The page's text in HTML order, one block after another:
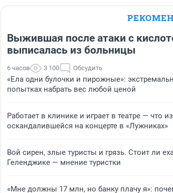
Выжившая после атаки с
выписалась из больницы
6 часов 3 100 Обсудить
«Ела одни булочки и пирожные»:
попытках набрать вес любой ценой
Работает в клинике и играет в театре — что
оскандалившейся на концерте в «Лужниках»
Вой сирен, злые туристы и грязь. Стоит ли
Геленджике — мнение туристки
«Мне должны 17 млн, но банку плачу я»: